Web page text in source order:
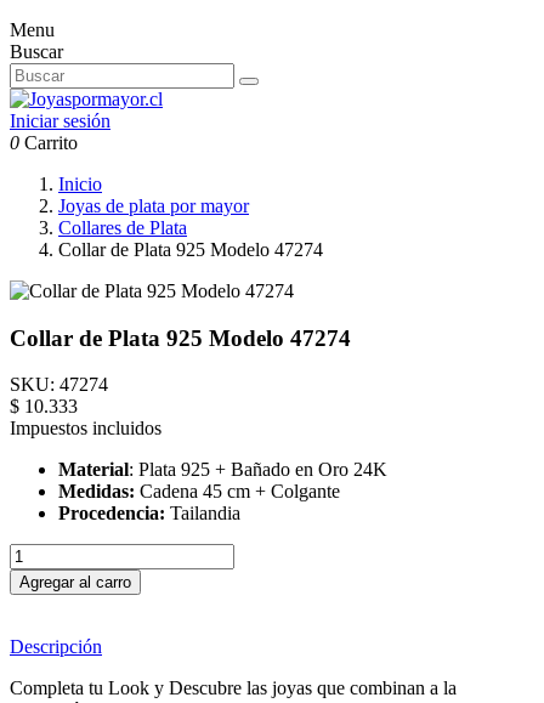
Menu
Buscar
Iniciar sesión
0 Carrito
Inicio
Joyas de plata por mayor
Collares de Plata
Collar de Plata 925 Modelo 47274
Collar de Plata 925 Modelo 47274
SKU: 47274
$ 10.333
Impuestos incluidos
Material: Plata 925 + Bañado en Oro 24K
Medidas: Cadena 45 cm + Colgante
Procedencia: Tailandia
Agregar al carro
Descripción
Completa tu Look y Descubre las joyas que combinan a la